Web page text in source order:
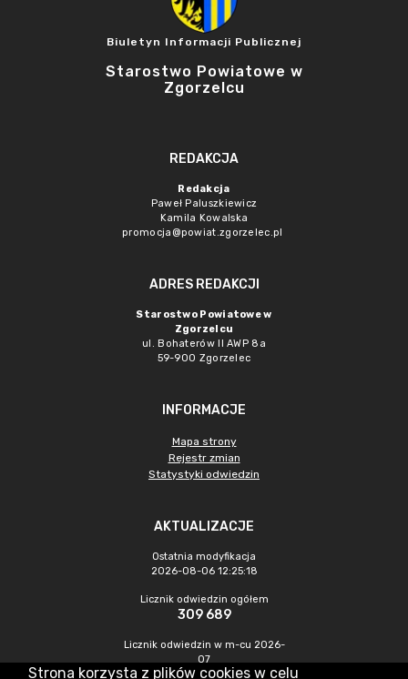
Biuletyn Informacji Publicznej
Starostwo Powiatowe w
Zgorzelcu
REDAKCJA
Redakcja
Paweł Paluszkiewicz
Kamila Kowalska
promocja@powiat.zgorzelec.pl
ADRES REDAKCJI
Starostwo Powiatowe w
Zgorzelcu
ul. Bohaterów II AWP 8a
59-900 Zgorzelec
INFORMACJE
Mapa strony
Rejestr zmian
Statystyki odwiedzin
AKTUALIZACJE
Ostatnia modyfikacja
2026-08-06 12:25:18
Licznik odwiedzin ogółem
309 689
Licznik odwiedzin w m-cu 2026-
07
387
Strona korzysta z plików cookies w celu